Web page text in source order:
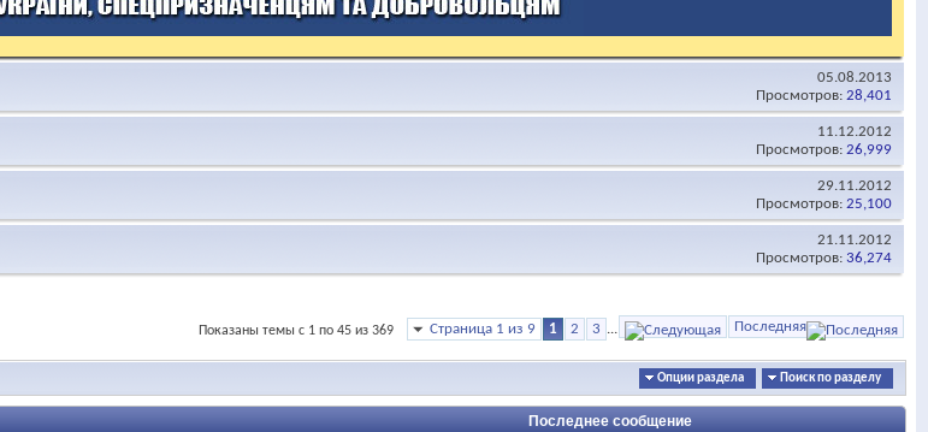
05.08.2013
Просмотров: 28,401
11.12.2012
Просмотров: 26,999
29.11.2012
Просмотров: 25,100
21.11.2012
Просмотров: 36,274
Страница 1 из 9 1 2 3 ... Последняя
Показаны темы с 1 по 45 из 369
Опции раздела Поиск по разделу
Последнее сообщение